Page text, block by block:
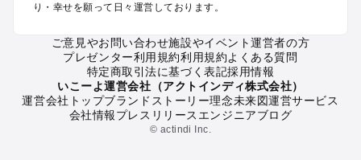
広島の動物園
広島の釣り
広島の牧場
広島のプール
広島のアスレチック
広島の公園・総合公園
り・幸せを願って日々運営しております。
ご意見やお問い合わせ施設やイベント運営者の方
プレゼンター利用規約利用規約よくある質問
特定商取引法に基づく表記採用情報
いこーよ運営会社（アクトインディ株式会社）
運営会社トップブランドストーリー理念未来図運営サービス
会社情報プレスリリース エンジニアブログ
© actindi Inc.